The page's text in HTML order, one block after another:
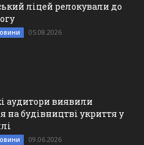
ліцей релокували до
05.08.2026
аудитори виявили
на будівництві укриття у
09.06.2026